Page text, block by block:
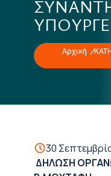
Αρχική
30
ΔΗΛΩΣΗ